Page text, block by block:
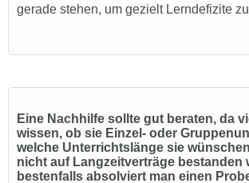
gerade stehen, um gezielt Lerndefizite
Eine Nachhilfe sollte gut beraten, da
wissen, ob sie Einzel- oder
welche Unterrichtslänge sie
nicht auf Langzeitverträge bestanden
bestenfalls absolviert man einen